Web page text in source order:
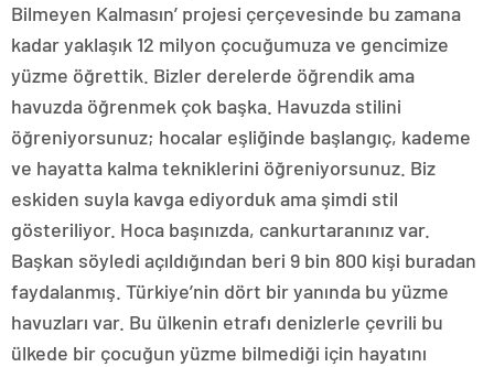
Bilmeyen Kalmasın’ projesi çerçevesinde bu zamana
kadar yaklaşık 12 milyon çocuğumuza ve gencimize
yüzme öğrettik. Bizler derelerde öğrendik ama
havuzda öğrenmek çok başka. Havuzda stilini
öğreniyorsunuz; hocalar eşliğinde başlangıç, kademe
ve hayatta kalma tekniklerini öğreniyorsunuz. Biz
eskiden suyla kavga ediyorduk ama şimdi stil
gösteriliyor. Hoca başınızda, cankurtaranınız var.
Başkan söyledi açıldığından beri 9 bin 800 kişi buradan
faydalanmış. Türkiye’nin dört bir yanında bu yüzme
havuzları var. Bu ülkenin etrafı denizlerle çevrili bu
ülkede bir çocuğun yüzme bilmediği için hayatını